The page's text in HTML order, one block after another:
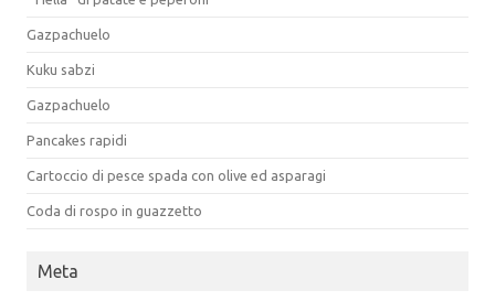
Gazpachuelo
Kuku sabzi
Gazpachuelo
Pancakes rapidi
Cartoccio di pesce spada con olive ed asparagi
Coda di rospo in guazzetto
Meta